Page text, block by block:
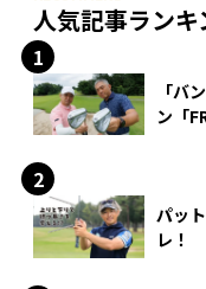
人気記事ランキ
「バ
ン「
パッ
レ！